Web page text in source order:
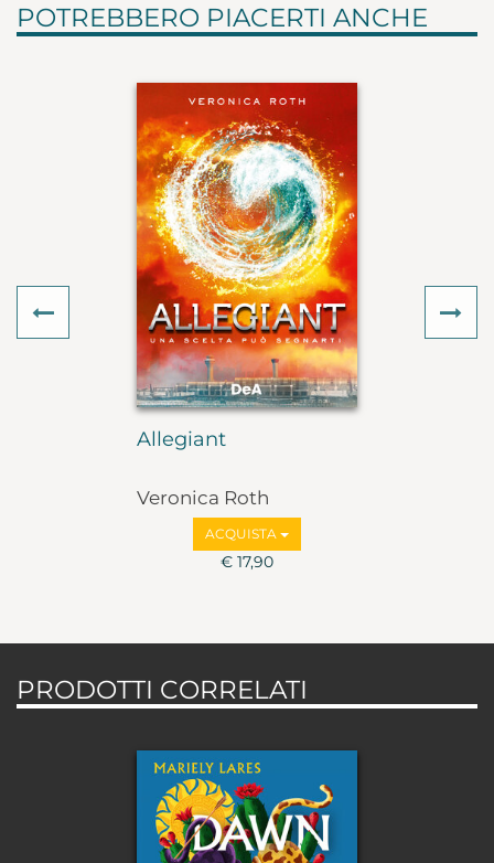
POTREBBERO PIACERTI ANCHE
Allegiant
Veronica Roth
ACQUISTA
€ 17,90
Previous
PRODOTTI CORRELATI